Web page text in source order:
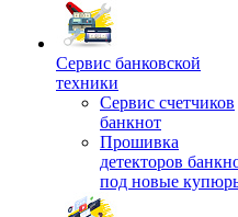
Сервис банковской
техники
Сервис счетчиков
банкнот
Прошивка
детекторов
под новые